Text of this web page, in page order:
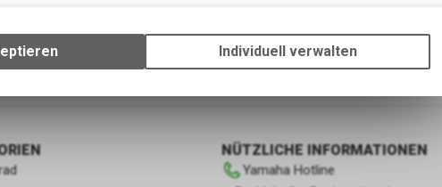
NÜTZLICHE INFORMATIONEN
Yamaha Hotline
um die grundlegenden Funktionen unseres Online-Angebots, wie die
des Warenkorbs, zu ermöglichen. Bitte beachten Sie, dass die
Individuell verwalten